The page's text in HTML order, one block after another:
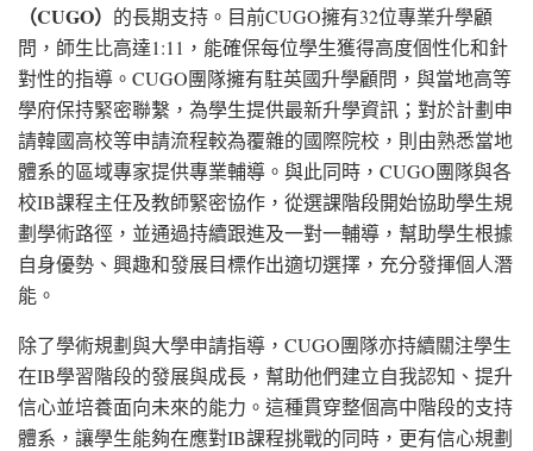
（CUGO） 的長期支持。目前CUGO擁有32位專業升學顧
問，師生比高達1:11，能確保每位學生獲得高度個性化和針
對性的指導。CUGO團隊擁有駐英國升學顧問，與當地高等
學府保持緊密聯繫，為學生提供最新升學資訊；對於計劃申
請韓國高校等申請流程較為覆雜的國際院校，則由熟悉當地
體系的區域專家提供專業輔導。與此同時，CUGO團隊與各
校IB課程主任及教師緊密協作，從選課階段開始協助學生規
劃學術路徑，並通過持續跟進及一對一輔導，幫助學生根據
自身優勢、興趣和發展目標作出適切選擇，充分發揮個人潛
能。
除了學術規劃與大學申請指導，CUGO團隊亦持續關注學生
在IB學習階段的發展與成長，幫助他們建立自我認知、提升
信心並培養面向未來的能力。這種貫穿整個高中階段的支持
體系，讓學生能夠在應對IB課程挑戰的同時，更有信心規劃